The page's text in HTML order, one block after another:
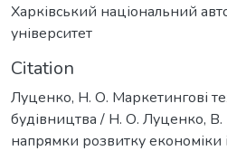
Харківський національний
університет
Citation
Луценко, Н. О. Маркетингові
будівництва / Н. О. Луценко, В.
напрямки розвитку